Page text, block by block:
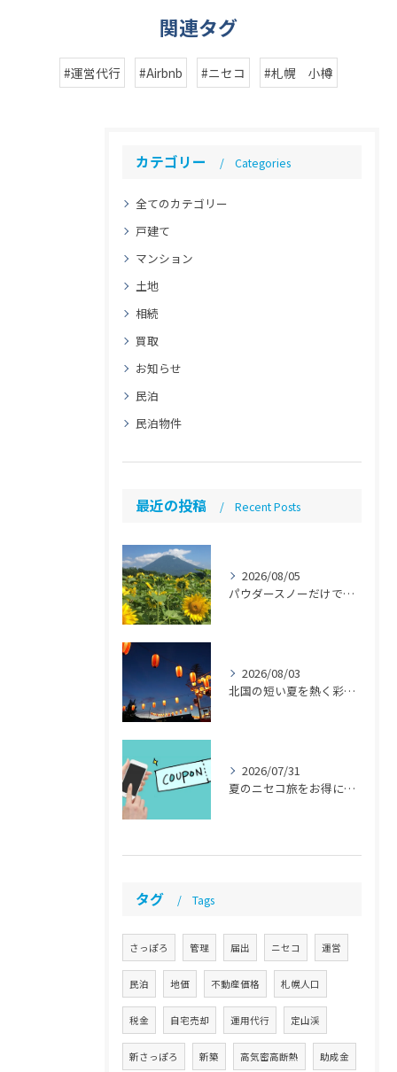
関連タグ
#運営代行 #Airbnb #ニセコ #札幌 小樽
カテゴリー Categories
全てのカテゴリー
戸建て
マンション
土地
相続
買取
お知らせ
民泊
民泊物件
最近の投稿 Recent Posts
2026/08/05
パウダースノーだけではない魅力「ニセコ民泊のススメ」【ニセコ 民泊 管理 運営代行】
2026/08/03
北国の短い夏を熱く彩る！8月の注目イベント 【札幌 民泊 管理 運営代行】
2026/07/31
夏のニセコ旅をお得に「ニセコサマーパス」とは？ 【札幌 民泊 管理 運営代行】
タグ Tags
さっぽろ 管理 届出 ニセコ 運営
民泊 地価 不動産価格 札幌人口
税金 自宅売却 運用代行 定山渓
新さっぽろ 新築 高気密高断熱 助成金